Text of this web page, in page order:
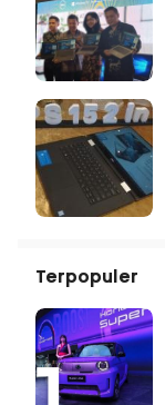
Terpopuler